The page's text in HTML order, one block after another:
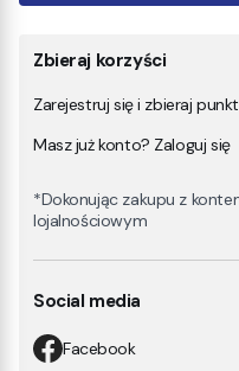
Zbieraj korzyści
Zarejestruj się i zbieraj
Masz już konto? Zaloguj się
*Dokonując zakupu z
lojalnościowym
Social media
Facebook